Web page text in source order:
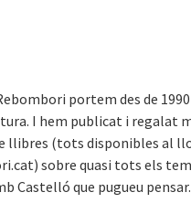
portem des de
I hem publicat i regalat
llibres (tots disponibles al
sobre quasi tots els
Castelló que pugueu